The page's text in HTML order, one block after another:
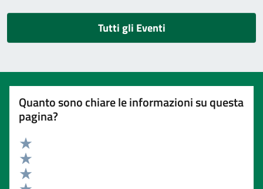
Tutti gli Eventi
Quanto sono chiare le informazioni su questa
pagina?
Valuta 5 stelle su 5
Valuta 4 stelle su 5